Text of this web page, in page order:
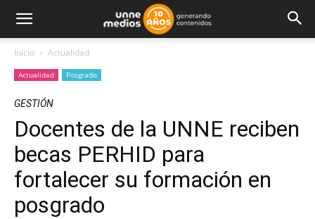
Inicio Actualidad
Actualidad Posgrado
GESTIÓN
Docentes de la UNNE reciben
becas PERHID para
fortalecer su formación en
posgrado